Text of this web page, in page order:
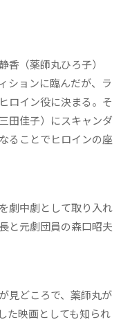
（薬師丸ひろ子）
ションに臨んだが、ラ
ロイン役に決まる。そ
田佳子）にスキャンダ
ることでヒロインの座
劇中劇として取り入れ
と元劇団員の森口昭夫
見どころで、薬師丸が
た映画としても知られ